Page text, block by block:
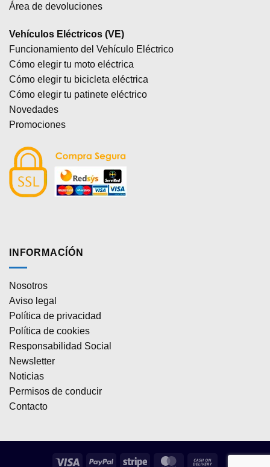
Área de devoluciones
Vehículos Eléctricos (VE)
Funcionamiento del Vehículo Eléctrico
Cómo elegir tu moto eléctrica
Cómo elegir tu bicicleta eléctrica
Cómo elegir tu patinete eléctrico
Novedades
Promociones
INFORMACÍÓN
Nosotros
Aviso legal
Política de privacidad
Política de cookies
Responsabilidad Social
Newsletter
Noticias
Permisos de conducir
Contacto
Visa PayPal Stripe MasterCard